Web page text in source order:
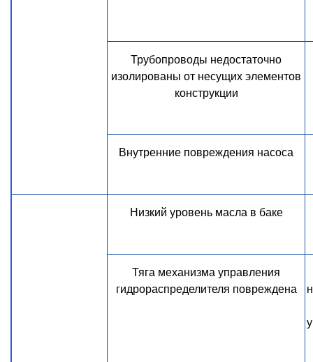
Трубопроводы недостаточно
изолированы от несущих элементов
конструкции
Внутренние повреждения насоса
Низкий уровень масла в баке
Тяга механизма управления
гидрораспределителя повреждена